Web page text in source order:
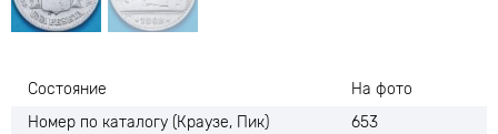
Состояние
На фото
Номер по каталогу (Краузе, Пик)
653